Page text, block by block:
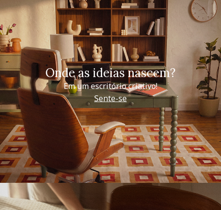
Onde as ideias nascem?
Em um escritório criativo!
Sente-se